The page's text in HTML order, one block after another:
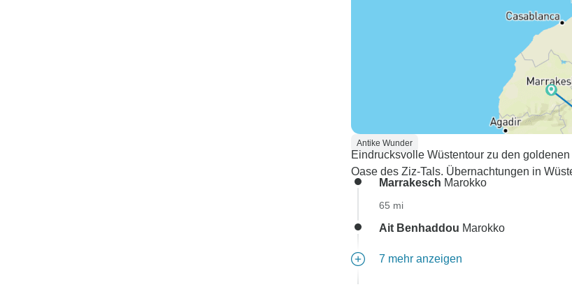
Antike Wunder
Eindrucksvolle Wüstentour zu den
Oase des Ziz-Tals. Übernachtungen in
Marrakesch Marokko
65 mi
Ait Benhaddou Marokko
7 mehr anzeigen